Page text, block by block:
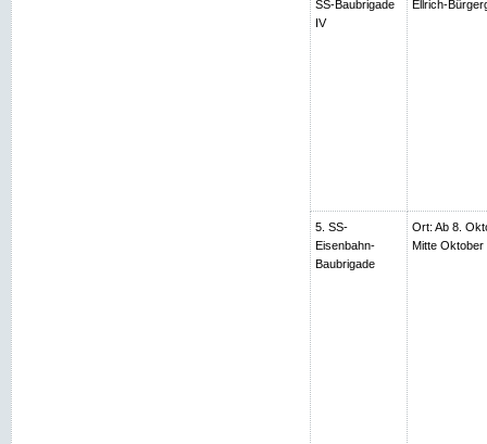
SS-Baubrigade
IV
Ellrich-
5. SS-
Eisenbahn-
Baubrigade
Ort: Ab 8.
Mitte